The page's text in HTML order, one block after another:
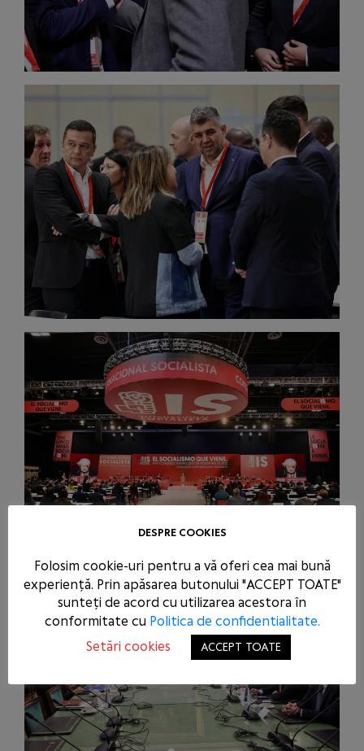
DESPRE COOKIES
Folosim cookie-uri pentru a vă oferi cea mai bună
experiență. Prin apăsarea butonului "ACCEPT TOATE"
sunteți de acord cu utilizarea acestora în
conformitate cu Politica de confidentialitate.
Setări cookies
ACCEPT TOATE